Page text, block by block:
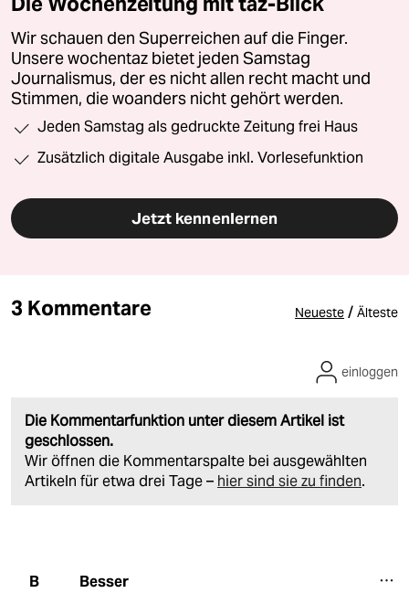
Wir schauen den Superreichen auf die Finger.
Unsere wochentaz bietet jeden Samstag
Journalismus, der es nicht allen recht macht und
Stimmen, die woanders nicht gehört werden.
Jeden Samstag als gedruckte Zeitung frei Haus
Zusätzlich digitale Ausgabe inkl. Vorlesefunktion
Jetzt kennenlernen
3 Kommentare Neueste / Älteste
Die Kommentarfunktion unter diesem Artikel ist
geschlossen.
Wir öffnen die Kommentarspalte bei ausgewählten
Artikeln für etwa drei Tage – hier sind sie zu finden.
einloggen
B Besser